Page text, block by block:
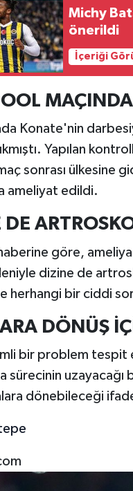
Michy
önerildi
İçeriği
Konate'nin
Yapılan
sonrası ülkesine
ameliyat edildi.
göre,
dizine de
herhangi bir ciddi
DÖNÜŞ
bir problem tespit
sürecinin uzayacağı
dönebileceği